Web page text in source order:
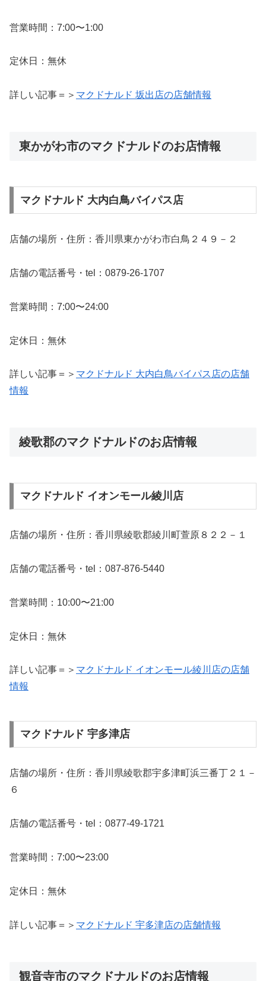
営業時間：7:00〜1:00
定休日：無休
詳しい記事＝＞ マクドナルド 坂出店の店舗情報
東かがわ市のマクドナルドのお店情報
マクドナルド 大内白鳥バイパス店
店舗の場所・住所：香川県東かがわ市白鳥２４９－２
店舗の電話番号・tel：0879-26-1707
営業時間：7:00〜24:00
定休日：無休
詳しい記事＝＞ マクドナルド 大内白鳥バイパス店の店舗
情報
綾歌郡のマクドナルドのお店情報
マクドナルド イオンモール綾川店
店舗の場所・住所：香川県綾歌郡綾川町萱原８２２－１
店舗の電話番号・tel：087-876-5440
営業時間：10:00〜21:00
定休日：無休
詳しい記事＝＞ マクドナルド イオンモール綾川店の店舗
情報
マクドナルド 宇多津店
店舗の場所・住所：香川県綾歌郡宇多津町浜三番丁２１－
６
店舗の電話番号・tel：0877-49-1721
営業時間：7:00〜23:00
定休日：無休
詳しい記事＝＞ マクドナルド 宇多津店の店舗情報
観音寺市のマクドナルドのお店情報